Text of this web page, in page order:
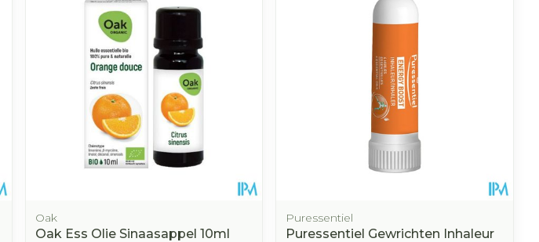
Oak
Oak Ess Olie Sinaasappel 10ml
Puressentiel
Puressentiel Gewrichten Inhaleur